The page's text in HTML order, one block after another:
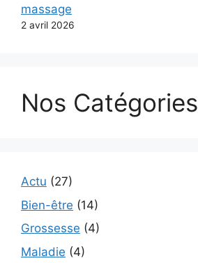
massage
2 avril 2026
Nos Catégories
Actu (27)
Bien-être (14)
Grossesse (4)
Maladie (4)